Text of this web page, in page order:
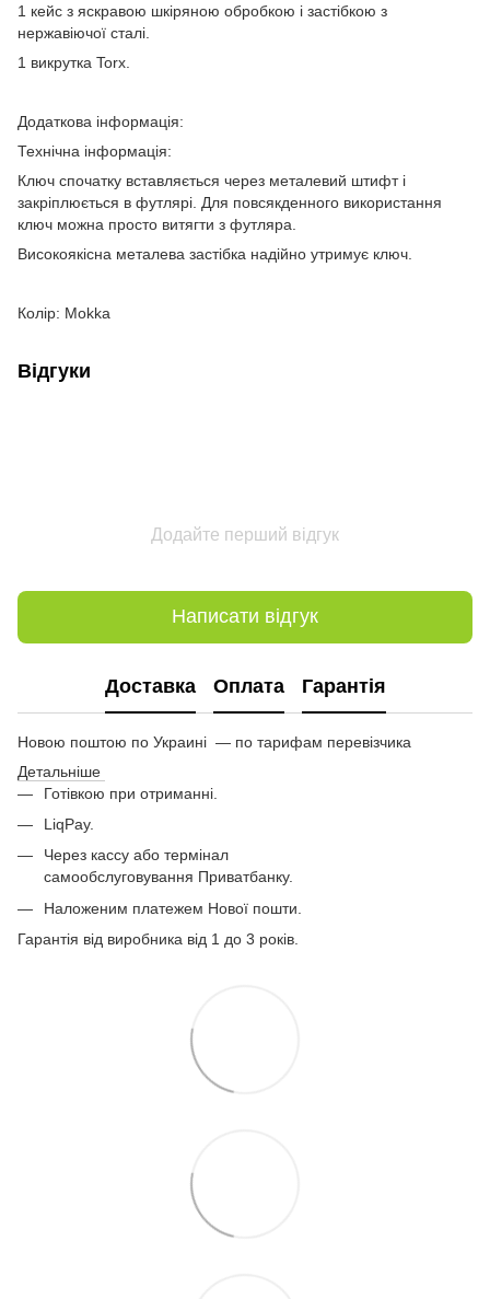
1 кейс з яскравою шкіряною обробкою і застібкою з
нержавіючої сталі.
1 викрутка Torx.
Додаткова інформація:
Технічна інформація:
Ключ спочатку вставляється через металевий штифт і
закріплюється в футлярі. Для повсякденного використання
ключ можна просто витягти з футляра.
Високоякісна металева застібка надійно утримує ключ.
Колір: Mokka
Відгуки
Додайте перший відгук
Написати відгук
Доставка Оплата Гарантія
Новою поштою по Украині — по тарифам перевізчика
Детальніше
Готівкою при отриманні.
LiqPay.
Через кассу або термінал
самообслуговування Приватбанку.
Наложеним платежем Нової пошти.
Гарантія від виробника від 1 до 3 років.